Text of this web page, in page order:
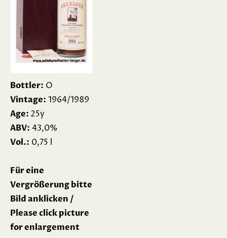
Bottler: O
Vintage: 1964/1989
Age: 25y
ABV: 43,0%
Vol.: 0,75 l
Für eine
Vergrößerung bitte
Bild anklicken /
Please click picture
for enlargement